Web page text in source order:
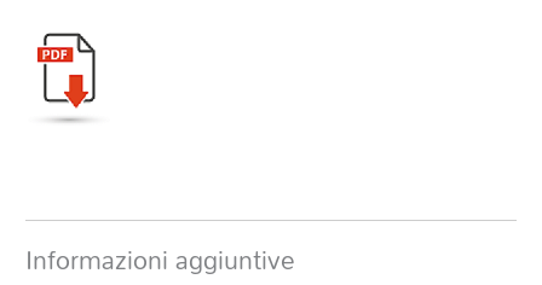
Informazioni aggiuntive